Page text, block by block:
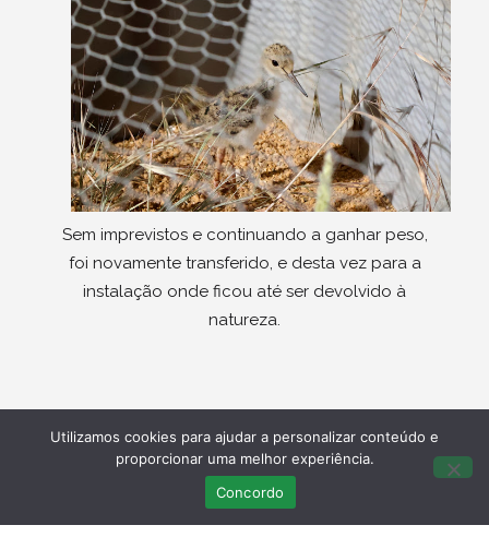
Sem imprevistos e continuando a ganhar peso,
foi novamente transferido, e desta vez para a
instalação onde ficou até ser devolvido à
natureza.
Utilizamos cookies para ajudar a personalizar conteúdo e
proporcionar uma melhor experiência.
Concordo